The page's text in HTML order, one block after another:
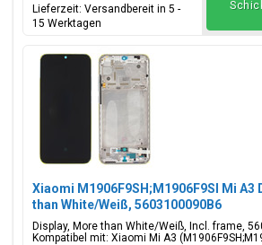
Lieferzeit: Versandbereit in 5 -
15 Werktagen
Xiaomi M1906F9SH;M1906F9SI Mi A3
than White/Weiß, 5603100090B6
Display, More than White/Weiß, Incl. frame,
Kompatibel mit: Xiaomi Mi A3